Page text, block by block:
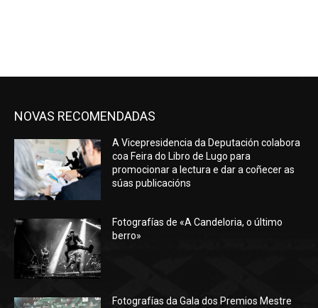
NOVAS RECOMENDADAS
A Vicepresidencia da Deputación colabora
coa Feira do Libro de Lugo para
promocionar a lectura e dar a coñecer as
súas publicacións
Fotografías de «A Candeloria, o último
berro»
Fotografías da Gala dos Premios Mestre